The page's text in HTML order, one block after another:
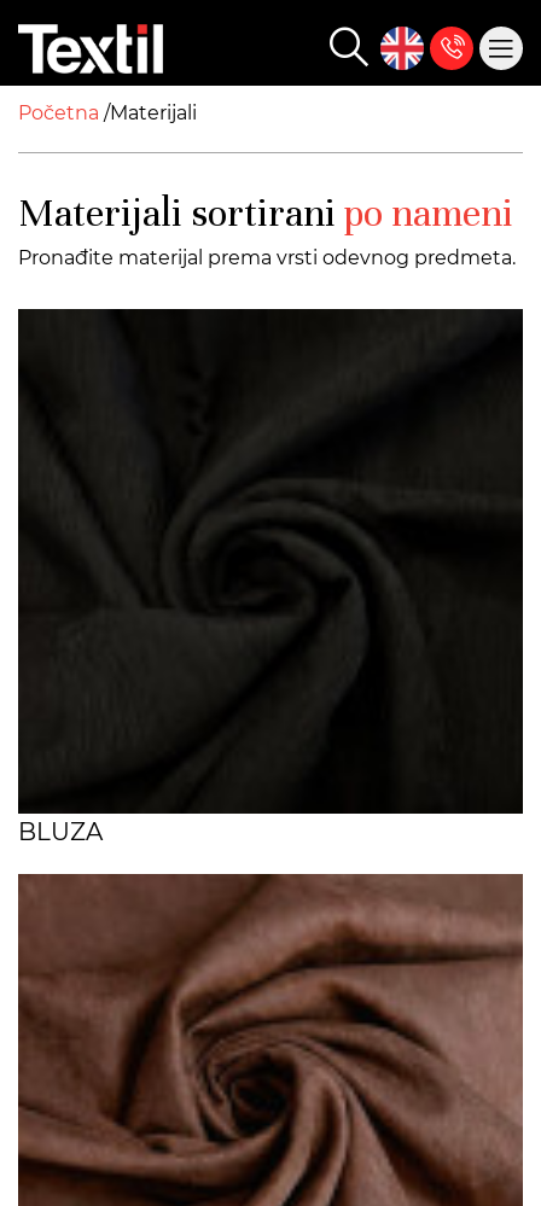
Početna Materijali
Materijali sortirani po nameni
Pronađite materijal prema vrsti odevnog predmeta.
BLUZA